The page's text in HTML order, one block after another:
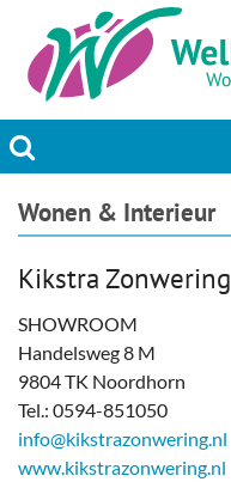
Actueel
Welzijn & Maatschappij
Bedrijven
Prikbord & Aanbiedingen
Wonen & Interieur
Kikstra Zonwering
SHOWROOM
Handelsweg 8 M
9804 TK Noordhorn
Tel.: 0594-851050
info@kikstrazonwering.nl
www.kikstrazonwering.nl